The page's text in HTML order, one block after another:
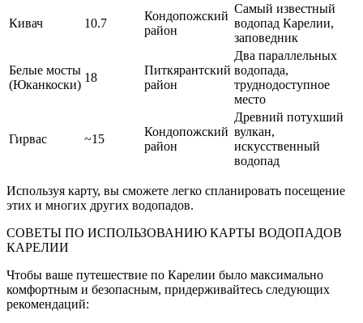
Кивач 10.7
Кондопожский
район
Самый известный
водопад Карелии,
заповедник
Белые мосты
(Юканкоски)
18
Питкярантский
район
Два параллельных
водопада,
труднодоступное
место
Гирвас ~15
Кондопожский
район
Древний потухший
вулкан,
искусственный
водопад
Используя карту, вы сможете легко спланировать посещение
этих и многих других водопадов.
СОВЕТЫ ПО ИСПОЛЬЗОВАНИЮ КАРТЫ ВОДОПАДОВ
КАРЕЛИИ
Чтобы ваше путешествие по Карелии было максимально
комфортным и безопасным, придерживайтесь следующих
рекомендаций: